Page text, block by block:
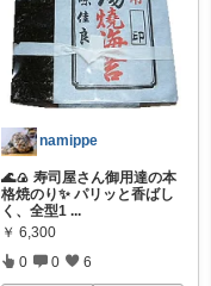
namippe
🌊🍙 寿司屋さん御用達の本
格焼のり✨ パリッと香ばし
く、全型1 ...
￥ 6,300
0 0 6